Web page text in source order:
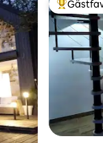
Populär